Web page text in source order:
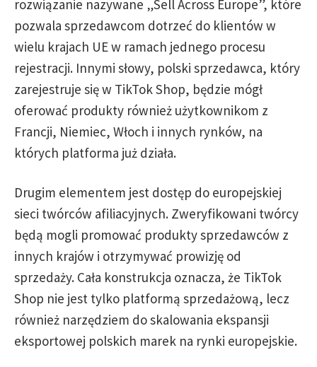
rozwiązanie nazywane „Sell Across Europe”, które
pozwala sprzedawcom dotrzeć do klientów w
wielu krajach UE w ramach jednego procesu
rejestracji. Innymi słowy, polski sprzedawca, który
zarejestruje się w TikTok Shop, będzie mógł
oferować produkty również użytkownikom z
Francji, Niemiec, Włoch i innych rynków, na
których platforma już działa.
Drugim elementem jest dostęp do europejskiej
sieci twórców afiliacyjnych. Zweryfikowani twórcy
będą mogli promować produkty sprzedawców z
innych krajów i otrzymywać prowizję od
sprzedaży. Cała konstrukcja oznacza, że TikTok
Shop nie jest tylko platformą sprzedażową, lecz
również narzędziem do skalowania ekspansji
eksportowej polskich marek na rynki europejskie.